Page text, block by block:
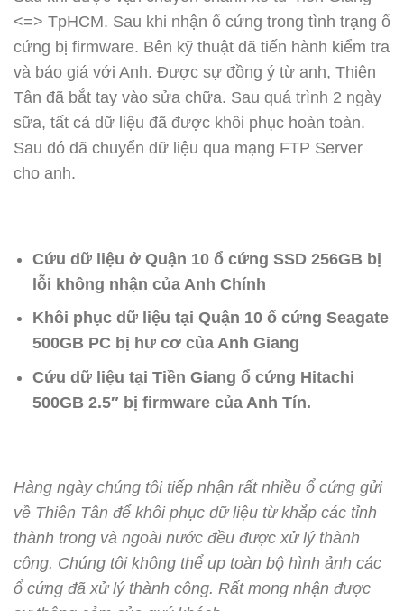
<=> TpHCM. Sau khi nhận ổ cứng trong tình trạng ổ
cứng bị firmware. Bên kỹ thuật đã tiến hành kiểm tra
và báo giá với Anh. Được sự đồng ý từ anh, Thiên
Tân đã bắt tay vào sửa chữa. Sau quá trình 2 ngày
sữa, tất cả dữ liệu đã được khôi phục hoàn toàn.
Sau đó đã chuyển dữ liệu qua mạng FTP Server
cho anh.
Cứu dữ liệu ở Quận 10 ổ cứng SSD 256GB bị
lỗi không nhận của Anh Chính
Khôi phục dữ liệu tại Quận 10 ổ cứng Seagate
500GB PC bị hư cơ của Anh Giang
Cứu dữ liệu tại Tiền Giang ổ cứng Hitachi
500GB 2.5″ bị firmware của Anh Tín.
Hàng ngày chúng tôi tiếp nhận rất nhiều ổ cứng gửi
về Thiên Tân để khôi phục dữ liệu từ khắp các tỉnh
thành trong và ngoài nước đều được xử lý thành
công. Chúng tôi không thể up toàn bộ hình ảnh các
ổ cứng đã xử lý thành công. Rất mong nhận được